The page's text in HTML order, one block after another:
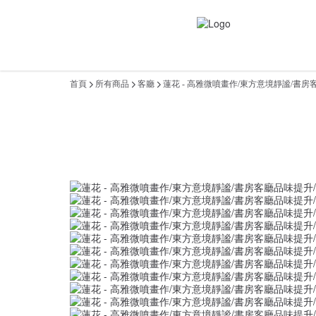
首頁 所有商品 客廳 蓮花 - 高雅微噴畫作/東方意境靜謐/書房